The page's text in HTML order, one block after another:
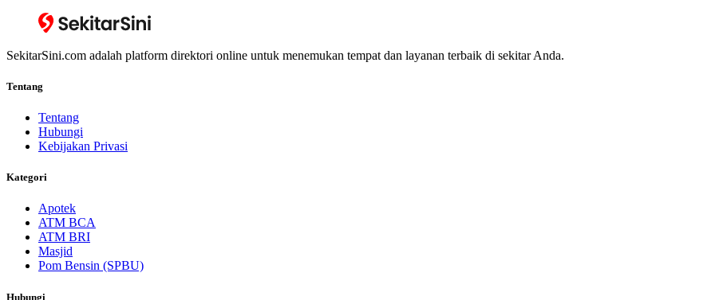
SekitarSini.com adalah platform direktori online untuk menemukan tempat dan layanan terbaik di sekitar Anda.
Tentang
Tentang
Hubungi
Kebijakan Privasi
Kategori
Apotek
ATM BCA
ATM BRI
Masjid
Pom Bensin (SPBU)
Hubungi